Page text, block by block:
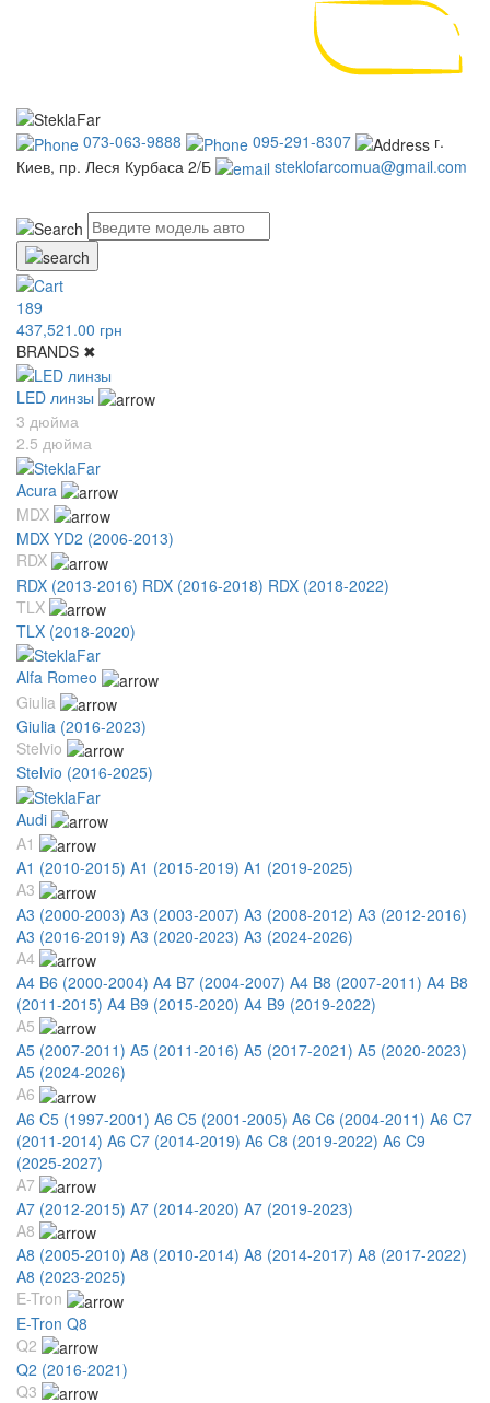
073-063-9888 095-291-8307
г.
Киев, пр. Леся Курбаса 2/Б
steklofarcomua@gmail.com
189
437,521.00 грн
BRANDS ✖
LED линзы
3 дюйма
2.5 дюйма
Acura
MDX
MDX YD2 (2006-2013)
RDX
RDX (2013-2016) RDX (2016-2018) RDX (2018-2022)
TLX
TLX (2018-2020)
Alfa Romeo
Giulia
Giulia (2016-2023)
Stelvio
Stelvio (2016-2025)
Audi
A1
A1 (2010-2015) A1 (2015-2019) A1 (2019-2025)
A3
A3 (2000-2003) A3 (2003-2007) A3 (2008-2012) A3 (2012-2016)
A3 (2016-2019) A3 (2020-2023) A3 (2024-2026)
A4
A4 B6 (2000-2004) A4 B7 (2004-2007) A4 B8 (2007-2011) A4 B8
(2011-2015) A4 B9 (2015-2020) A4 B9 (2019-2022)
A5
A5 (2007-2011) A5 (2011-2016) A5 (2017-2021) A5 (2020-2023)
A5 (2024-2026)
A6
A6 C5 (1997-2001) A6 C5 (2001-2005) A6 C6 (2004-2011) A6 C7
(2011-2014) A6 C7 (2014-2019) A6 C8 (2019-2022) A6 C9
(2025-2027)
A7
A7 (2012-2015) A7 (2014-2020) A7 (2019-2023)
A8
A8 (2005-2010) A8 (2010-2014) A8 (2014-2017) A8 (2017-2022)
A8 (2023-2025)
E-Tron
E-Tron Q8
Q2
Q2 (2016-2021)
Q3